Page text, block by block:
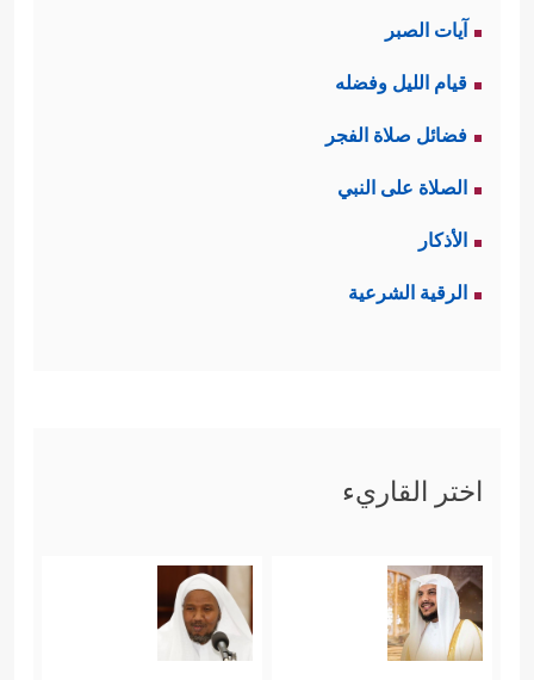
آيات الصبر
قيام الليل وفضله
فضائل صلاة الفجر
الصلاة على النبي
الأذكار
الرقية الشرعية
اختر القاريء